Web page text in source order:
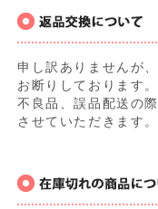
申し訳ありませんが
お断りしております。
不良品、誤品配送の
させていただきます。